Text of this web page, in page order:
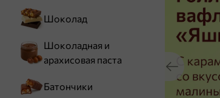
Шоколад
Шоколадная и
арахисовая паста
Батончики